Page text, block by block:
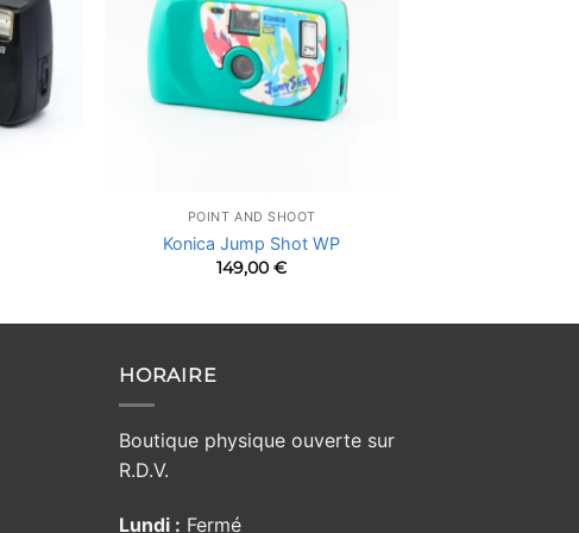
POINT AND SHOOT
Konica Jump Shot WP
149,00€
HORAIRE
Boutique physique ouverte sur
R.D.V.
Lundi : Fermé